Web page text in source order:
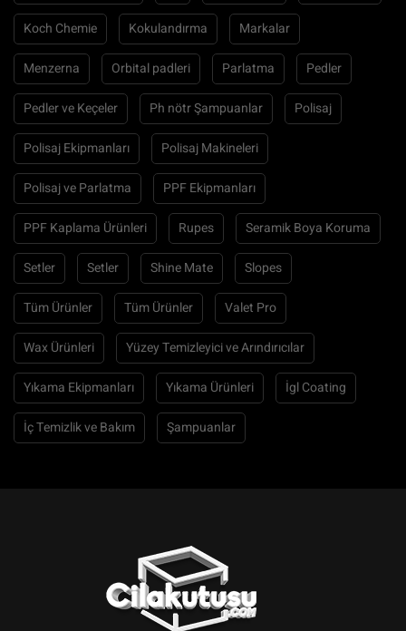
Koch Chemie Kokulandırma Markalar
Menzerna Orbital padleri Parlatma Pedler
Pedler ve Keçeler Ph nötr Şampuanlar Polisaj
Polisaj Ekipmanları Polisaj Makineleri
Polisaj ve Parlatma PPF Ekipmanları
PPF Kaplama Ürünleri Rupes Seramik Boya Koruma
Setler Setler Shine Mate Slopes
Tüm Ürünler Tüm Ürünler Valet Pro
Wax Ürünleri Yüzey Temizleyici ve Arındırıcılar
Yıkama Ekipmanları Yıkama Ürünleri İgl Coating
İç Temizlik ve Bakım Şampuanlar